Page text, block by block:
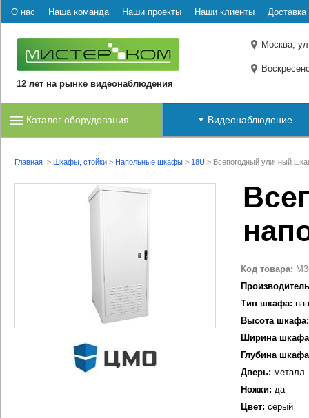
О нас Наша команда Наши проекты Наши клиенты Доставка
12 лет на рынке видеонаблюдения
Москва,
Каталог оборудования Видеонаблюдение
Главная > Шкафы, стойки > Напольные шкафы > 18U > Всепогодный уличный
Код товара:
Тип шкафа:
Высота шкафа:
Ширина
Глубина
Дверь: металл
Ножки: да
Цвет: серый